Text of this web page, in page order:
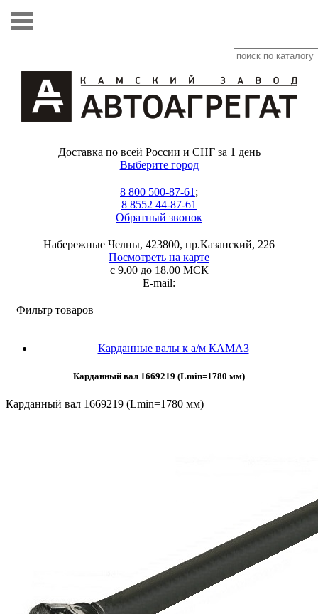
Доставка по всей России и СНГ за 1 день
Выберите город
8 800 500-87-61 ;
8 8552 44-87-61
Обратный звонок
Набережные Челны, 423800, пр.Казанский, 226
Посмотреть на карте
с 9.00 до 18.00 МСК
E-mail:
Фильтр товаров
Карданные валы к а/м КАМАЗ
Карданный вал 1669219 (Lmin=1780 мм)
Карданный вал 1669219 (Lmin=1780 мм)